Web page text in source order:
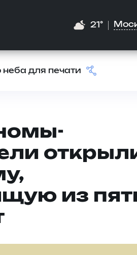
21°
неба для печати
из